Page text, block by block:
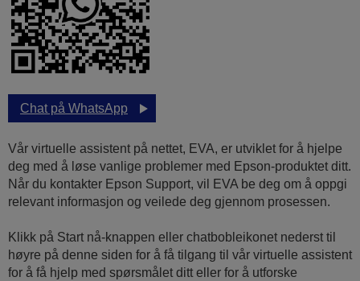
Chat på WhatsApp
Vår virtuelle assistent på nettet, EVA, er utviklet for å hjelpe
deg med å løse vanlige problemer med Epson-produktet ditt.
Når du kontakter Epson Support, vil EVA be deg om å oppgi
relevant informasjon og veilede deg gjennom prosessen.
Klikk på Start nå-knappen eller chatbobleikonet nederst til
høyre på denne siden for å få tilgang til vår virtuelle assistent
for å få hjelp med spørsmålet ditt eller for å utforske